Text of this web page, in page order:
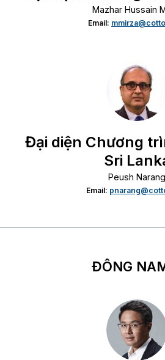
Mazhar Hussain
Email:
Đại diện Chương
Sri
Peush Narang
Email:
ĐÔNG